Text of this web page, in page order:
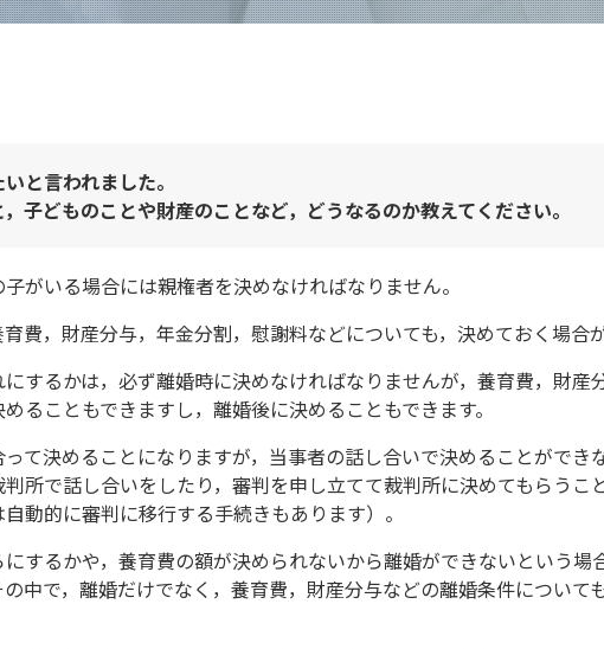
と言われました。
子どものことや財産のことなど，どうなるのか教えてください。
がいる場合には親権者を決めなければなりません。
費，財産分与，年金分割，慰謝料などについても，決めておく場合が
するかは，必ず離婚時に決めなければなりませんが，養育費，財産
ることもできますし，離婚後に決めることもできます。
て決めることになりますが，当事者の話し合いで決めることができ
所で話し合いをしたり，審判を申し立てて裁判所に決めてもらうこ
動的に審判に移行する手続きもあります）。
するかや，養育費の額が決められないから離婚ができないという場
中で，離婚だけでなく，養育費，財産分与などの離婚条件について